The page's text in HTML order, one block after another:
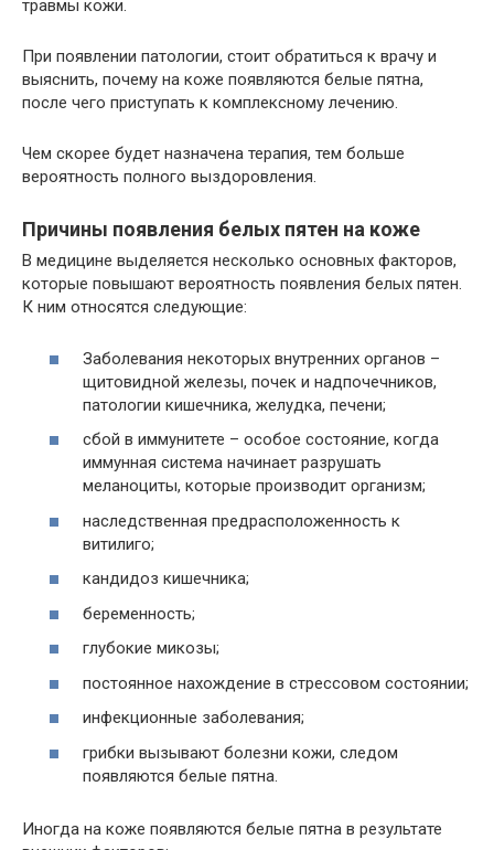
травмы кожи.
При появлении патологии, стоит обратиться к врачу и
выяснить, почему на коже появляются белые пятна,
после чего приступать к комплексному лечению.
Чем скорее будет назначена терапия, тем больше
вероятность полного выздоровления.
Причины появления белых пятен на коже
В медицине выделяется несколько основных факторов,
которые повышают вероятность появления белых пятен.
К ним относятся следующие:
Заболевания некоторых внутренних органов –
щитовидной железы, почек и надпочечников,
патологии кишечника, желудка, печени;
сбой в иммунитете – особое состояние, когда
иммунная система начинает разрушать
меланоциты, которые производит организм;
наследственная предрасположенность к
витилиго;
кандидоз кишечника;
беременность;
глубокие микозы;
постоянное нахождение в стрессовом состоянии;
инфекционные заболевания;
грибки вызывают болезни кожи, следом
появляются белые пятна.
Иногда на коже появляются белые пятна в результате